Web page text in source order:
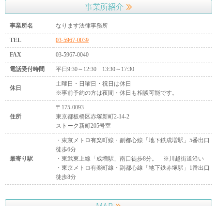
事業所紹介
事業所名 なります法律事務所
TEL 03-5967-0039
FAX 03-5967-0040
電話受付時間 平日9:30～12:30 13:30～17:30
休日
土曜日・日曜日・祝日は休日
※事前予約の方は夜間・休日も相談可能です。
住所
〒175-0093
東京都板橋区赤塚新町2-14-2
ストーク新町205号室
最寄り駅
・東京メトロ有楽町線・副都心線「地下鉄成増駅」5番出口
徒歩6分
・東武東上線「成増駅」南口徒歩8分。 ※川越街道沿い
・東京メトロ有楽町線・副都心線「地下鉄赤塚駅」1番出口
徒歩8分